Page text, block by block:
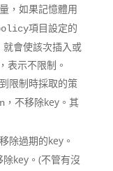
，如果記憶體用
項目設定的
會使該次插入或
表示不限制。
限制時採取的策
，不移除key。其
除過期的key。
key。(不管有沒